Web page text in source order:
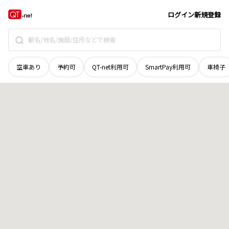
ログイン新規登録
空車あり 予約可 QT-net利用可 SmartPay利用可 車椅子
奈良県